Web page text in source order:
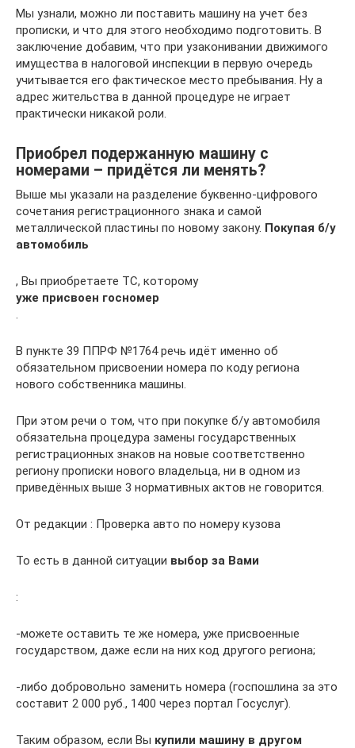
Мы узнали, можно ли поставить машину на учет без
прописки, и что для этого необходимо подготовить. В
заключение добавим, что при узаконивании движимого
имущества в налоговой инспекции в первую очередь
учитывается его фактическое место пребывания. Ну а
адрес жительства в данной процедуре не играет
практически никакой роли.
Приобрел подержанную машину с
номерами – придётся ли менять?
Выше мы указали на разделение буквенно-цифрового
сочетания регистрационного знака и самой
металлической пластины по новому закону. Покупая б/у
автомобиль
, Вы приобретаете ТС, которому
уже присвоен госномер
.
В пункте 39 ППРФ №1764 речь идёт именно об
обязательном присвоении номера по коду региона
нового собственника машины.
При этом речи о том, что при покупке б/у автомобиля
обязательна процедура замены государственных
регистрационных знаков на новые соответственно
региону прописки нового владельца, ни в одном из
приведённых выше 3 нормативных актов не говорится.
От редакции : Проверка авто по номеру кузова
То есть в данной ситуации выбор за Вами
:
-можете оставить те же номера, уже присвоенные
государством, даже если на них код другого региона;
-либо добровольно заменить номера (госпошлина за это
составит 2 000 руб., 1400 через портал Госуслуг).
Таким образом, если Вы купили машину в другом